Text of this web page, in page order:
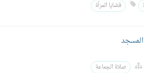
قضايا المرأة
صلاة الجماعة